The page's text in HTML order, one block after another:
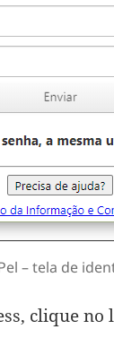
– tela de
clique